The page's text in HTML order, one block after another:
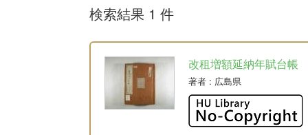
検索結果 1 件
改租増額延納年賦台帳
著者 : 広島県